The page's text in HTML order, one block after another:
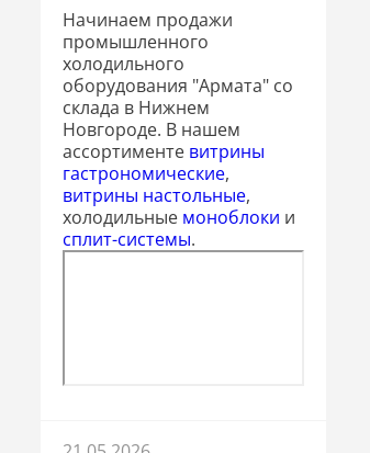
Начинаем продажи
промышленного
холодильного
оборудования "Армата" со
склада в Нижнем
Новгороде. В нашем
ассортименте витрины
гастрономические,
витрины настольные,
холодильные моноблоки и
сплит-системы.